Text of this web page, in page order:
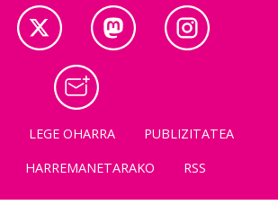
LEGE OHARRA
PUBLIZITATEA
HARREMANETARAKO RSS